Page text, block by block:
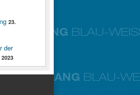
23.
der